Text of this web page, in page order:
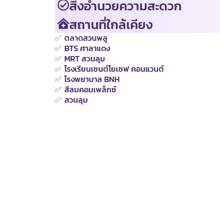
สิ่งอำนวยความสะดวก
สถานที่ใกล้เคียง
✅ ตลาดสวนพลู
✅ BTS ศาลาแดง
✅ MRT สวนลุม
✅ โรงเรียนเซนต์โยเซฟ คอนแวนต์
✅ โรงพยาบาล BNH
✅ สีลมคอมเพล็กซ์
✅ สวนลุม